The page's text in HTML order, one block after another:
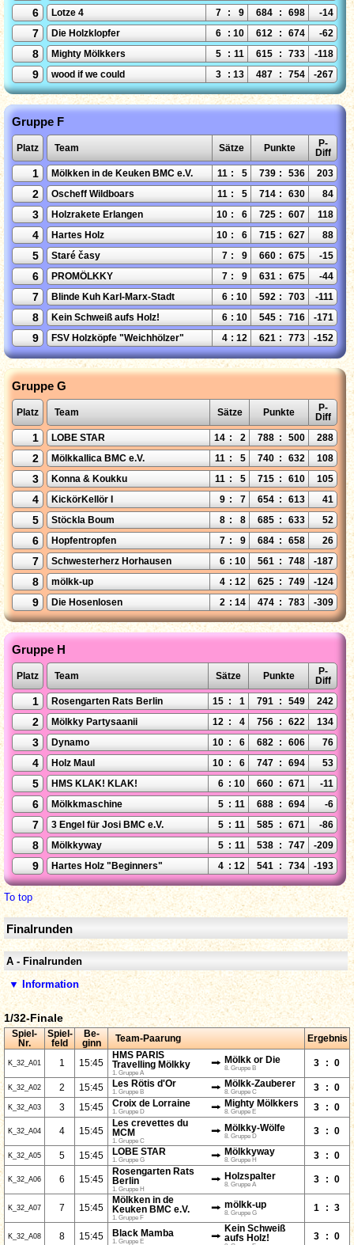
6 Lotze 4 7 : 9 684 : 698 -14
7 Die Holzklopfer 6 : 10 612 : 674 -62
8 Mighty Mölkkers 5 : 11 615 : 733 -118
9 wood if we could 3 : 13 487 : 754 -267
Gruppe F
Platz Team Sätze Punkte
P-
Diff
1 Mölkken in de Keuken BMC e.V. 11 : 5 739 : 536 203
2 Oscheff Wildboars 11 : 5 714 : 630 84
3 Holzrakete Erlangen 10 : 6 725 : 607 118
4 Hartes Holz 10 : 6 715 : 627 88
5 Staré časy 7 : 9 660 : 675 -15
6 PROMÖLKKY 7 : 9 631 : 675 -44
7 Blinde Kuh Karl-Marx-Stadt 6 : 10 592 : 703 -111
8 Kein Schweiß aufs Holz! 6 : 10 545 : 716 -171
9 FSV Holzköpfe "Weichhölzer" 4 : 12 621 : 773 -152
Gruppe G
Platz Team Sätze Punkte
P-
Diff
1 LOBE STAR 14 : 2 788 : 500 288
2 Mölkkallica BMC e.V. 11 : 5 740 : 632 108
3 Konna & Koukku 11 : 5 715 : 610 105
4 KickörKellör I 9 : 7 654 : 613 41
5 Stöckla Boum 8 : 8 685 : 633 52
6 Hopfentropfen 7 : 9 684 : 658 26
7 Schwesterherz Horhausen 6 : 10 561 : 748 -187
8 mölkk-up 4 : 12 625 : 749 -124
9 Die Hosenlosen 2 : 14 474 : 783 -309
Gruppe H
Platz Team Sätze Punkte
P-
Diff
1 Rosengarten Rats Berlin 15 : 1 791 : 549 242
2 Mölkky Partysaanii 12 : 4 756 : 622 134
3 Dynamo 10 : 6 682 : 606 76
4 Holz Maul 10 : 6 747 : 694 53
5 HMS KLAK! KLAK! 6 : 10 660 : 671 -11
6 Mölkkmaschine 5 : 11 688 : 694 -6
7 3 Engel für Josi BMC e.V. 5 : 11 585 : 671 -86
8 Mölkkyway 5 : 11 538 : 747 -209
9 Hartes Holz "Beginners" 4 : 12 541 : 734 -193
To top
Finalrunden
A - Finalrunden
▼ Information
1/32-Finale
Spiel-
Nr.
Spiel-
feld
Be-
ginn
Team-Paarung Ergebnis
K_32_A01 1 15:45
HMS PARIS
Travelling Mölkky
1. Gruppe A
⭢ Mölkk or Die
8. Gruppe B
3 : 0
K_32_A02 2 15:45 Les Rötis d'Or
1. Gruppe B ⭢ Mölkk-Zauberer
8. Gruppe C 3 : 0
K_32_A03 3 15:45 Croix de Lorraine
1. Gruppe D ⭢ Mighty Mölkkers
8. Gruppe E 3 : 0
K_32_A04 4 15:45
Les crevettes du
MCM
1. Gruppe C
⭢ Mölkky-Wölfe
8. Gruppe D
3 : 0
K_32_A05 5 15:45 LOBE STAR
1. Gruppe G ⭢ Mölkkyway
8. Gruppe H 3 : 0
K_32_A06 6 15:45
Rosengarten Rats
Berlin
1. Gruppe H
⭢ Holzspalter
8. Gruppe A
3 : 0
K_32_A07 7 15:45
Mölkken in de
Keuken BMC e.V.
1. Gruppe F
⭢ mölkk-up
8. Gruppe G
1 : 3
K_32_A08 8 15:45 Black Mamba
1. Gruppe E ⭢
Kein Schweiß
aufs Holz!
3 : 0